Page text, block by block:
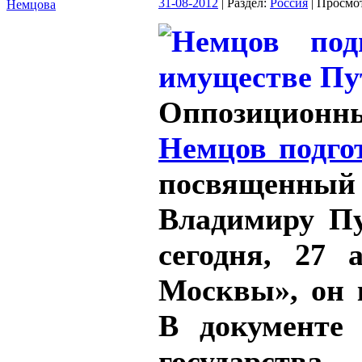
Немцова 31-08-2012 | Раздел: Россия |
Немцов
Владимиру
сегодня, 27
Москвы», он
В